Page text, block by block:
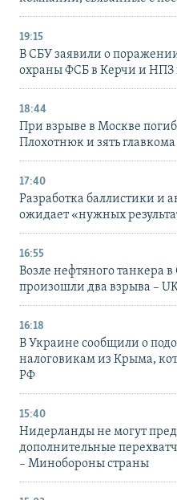
19:15
В СБУ заявили о
охраны ФСБ в Керчи и НПЗ
18:44
При взрыве в Москве
Плохотнюк и зять
17:40
Разработка баллистики и
ожидает «нужных
16:55
Возле нефтяного танкера
произошли два взрыва –
16:18
В Украине сообщили о
налоговикам из Крыма,
РФ
15:40
Нидерланды не могут
дополнительные
– Минобороны страны